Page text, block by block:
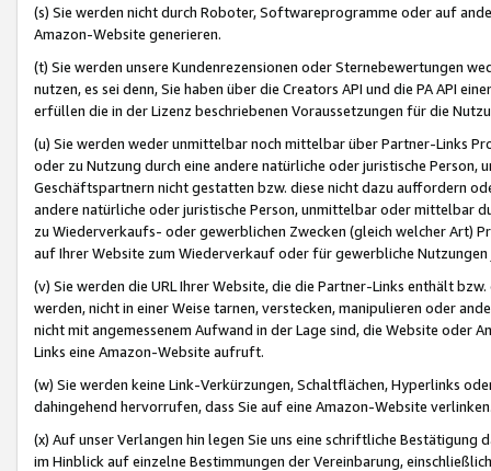
(s) Sie werden nicht durch Roboter, Softwareprogramme oder auf
Amazon-Website generieren.
(t) Sie werden unsere Kundenrezensionen oder Sternebewertungen
nutzen, es sei denn, Sie haben über die Creators API und die PA API
erfüllen die in der Lizenz beschriebenen Voraussetzungen für die
(u) Sie werden weder unmittelbar noch mittelbar über Partner-Links
oder zu Nutzung durch eine andere natürliche oder juristische
Geschäftspartnern nicht gestatten bzw. diese nicht dazu auffordern
andere natürliche oder juristische Person, unmittelbar oder mittelbar
zu Wiederverkaufs- oder gewerblichen Zwecken (gleich welcher Art)
auf Ihrer Website zum Wiederverkauf oder für gewerbliche
(v) Sie werden die URL Ihrer Website, die die Partner-Links enthält
werden, nicht in einer Weise tarnen, verstecken, manipulieren oder
nicht mit angemessenem Aufwand in der Lage sind, die Website oder
Links eine Amazon-Website aufruft.
(w) Sie werden keine Link-Verkürzungen, Schaltflächen, Hyperlinks
dahingehend hervorrufen, dass Sie auf eine Amazon-Website
(x) Auf unser Verlangen hin legen Sie uns eine schriftliche
im Hinblick auf einzelne Bestimmungen der Vereinbarung,